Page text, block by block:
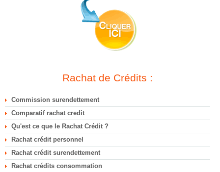
Rachat de Crédits :
Commission surendettement
Comparatif rachat credit
Qu'est ce que le Rachat Crédit ?
Rachat crédit personnel
Rachat crédit surendettement
Rachat crédits consommation